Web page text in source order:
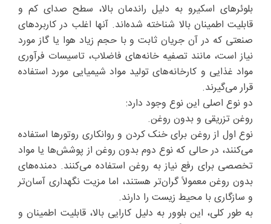
بلوئرهای اسکیرو به دلیل راندمان بالا، سطح صدای کم و
قابلیت اطمینان بالا شناخته شده‌اند. آنها اغلب در کاربردهای
صنعتی که در آن جریان ثابت و با حجم زیاد هوا یا گاز مورد
نیاز است، مانند تصفیه خانه‌های فاضلاب، تاسیسات فرآوری
مواد غذایی و کارخانه‌های تولید مواد شیمیایی مورد استفاده
قرار می‌گیرند.
دو نوع اصلی این نوع وجود دارد:
روغن تزریقی و بدون روغن.
نوع اول از روغن برای خنک کردن و روانکاری روتورها استفاده
می‌کنند، در حالی که نوع دوم بدون روغن از پوشش‌ها یا مواد
تخصصی برای رفع نیاز به روغن استفاده می‌کنند. دمنده‌های
بدون روغن معمولاً گران‌تر هستند، اما مزیت نگهداری آسان‌تر
و سازگاری با محیط‌ زیست را دارند.
به طور کلی، این بلوور به دلیل کارایی بالا، قابلیت اطمینان و